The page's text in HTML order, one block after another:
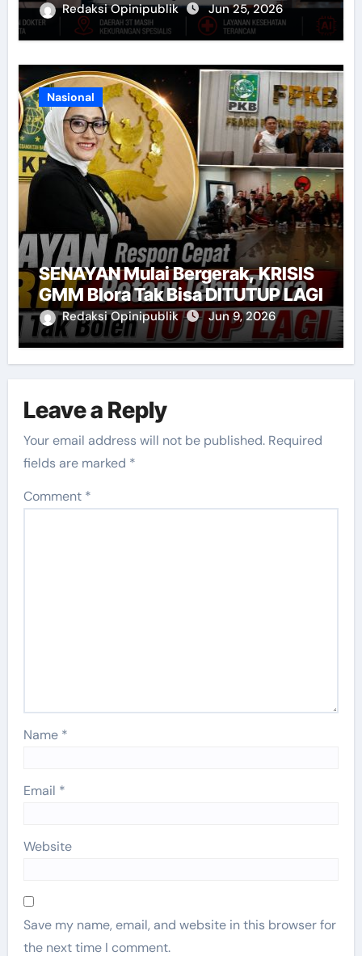
Redaksi Opinipublik Jun 25, 2026
Nasional
SENAYAN Mulai Bergerak, KRISIS
GMM Blora Tak Bisa DITUTUP LAGI
Redaksi Opinipublik Jun 9, 2026
Leave a Reply
Your email address will not be published. Required
fields are marked *
Comment *
Name *
Email *
Website
Save my name, email, and website in this browser for
the next time I comment.